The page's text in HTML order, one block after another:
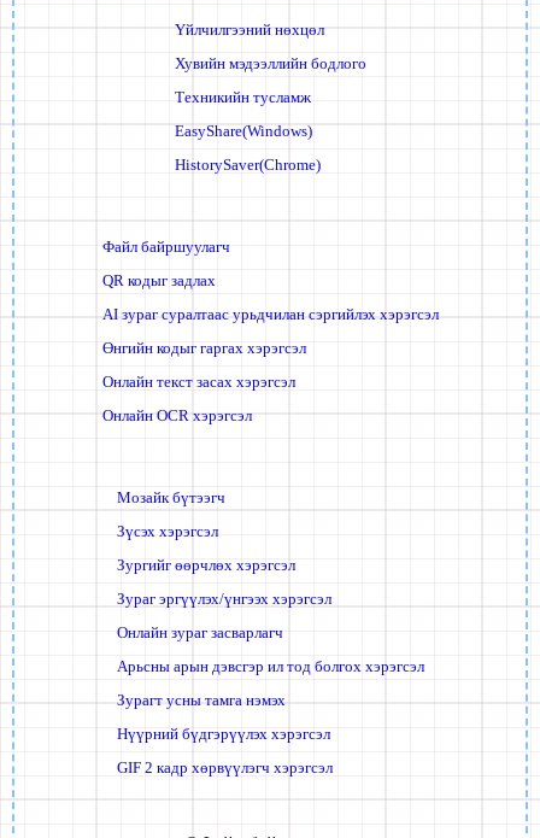
Үйлчилгээний нөхцөл
Хувийн мэдээллийн бодлого
Техникийн тусламж
EasyShare(Windows)
HistorySaver(Chrome)
Файл байршуулагч
QR кодыг задлах
AI зураг суралтаас урьдчилан сэргийлэх хэрэгсэл
Өнгийн кодыг гаргах хэрэгсэл
Онлайн текст засах хэрэгсэл
Онлайн OCR хэрэгсэл
Мозайк бүтээгч
Зүсэх хэрэгсэл
Зургийг өөрчлөх хэрэгсэл
Зураг эргүүлэх/үнгээх хэрэгсэл
Онлайн зураг засварлагч
Арьсны арын дэвсгэр ил тод болгох хэрэгсэл
Зурагт усны тамга нэмэх
Нүүрний бүдгэрүүлэх хэрэгсэл
GIF 2 кадр хөрвүүлэгч хэрэгсэл